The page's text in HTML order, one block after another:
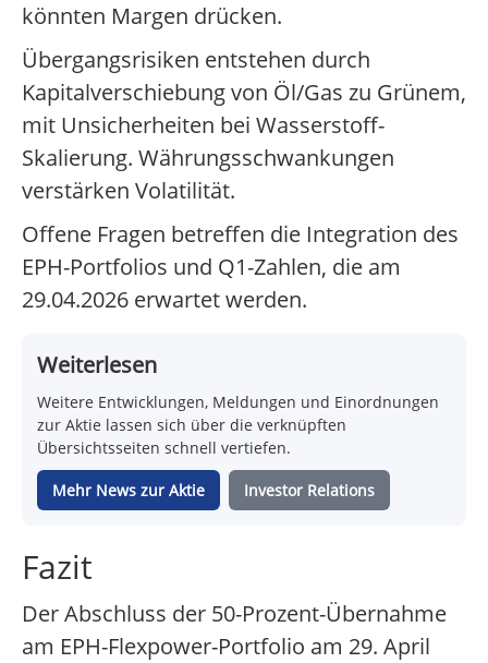
könnten Margen drücken.
Übergangsrisiken entstehen durch
Kapitalverschiebung von Öl/Gas zu Grünem,
mit Unsicherheiten bei Wasserstoff-
Skalierung. Währungsschwankungen
verstärken Volatilität.
Offene Fragen betreffen die Integration des
EPH-Portfolios und Q1-Zahlen, die am
29.04.2026 erwartet werden.
Weiterlesen
Weitere Entwicklungen, Meldungen und Einordnungen
zur Aktie lassen sich über die verknüpften
Übersichtsseiten schnell vertiefen.
Mehr News zur Aktie Investor Relations
Fazit
Der Abschluss der 50-Prozent-Übernahme
am EPH-Flexpower-Portfolio am 29. April